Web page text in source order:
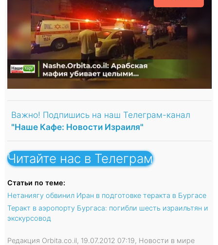
Важно! Подпишись на наш Телеграм-канал
"Наше Кафе: Новости Израиля"
Читайте нас в Телеграм
Статьи по теме:
Нетаниягу обвинил Иран в подготовке теракта в Бургасе
Теракт в аэропорту Бургаса: погибли шесть израильтян и
экскурсовод
Редакция Orbita.co.il, 19.07.2012 07:19, Новости в мире